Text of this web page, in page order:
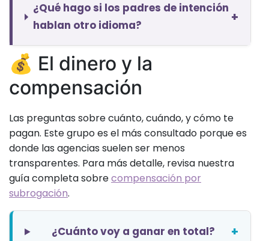
¿Qué hago si los padres de intención
hablan otro idioma?
+
💰 El dinero y la
compensación
Las preguntas sobre cuánto, cuándo, y cómo te
pagan. Este grupo es el más consultado porque es
donde las agencias suelen ser menos
transparentes. Para más detalle, revisa nuestra
guía completa sobrecompensación por
subrogación.
¿Cuánto voy a ganar en total? +